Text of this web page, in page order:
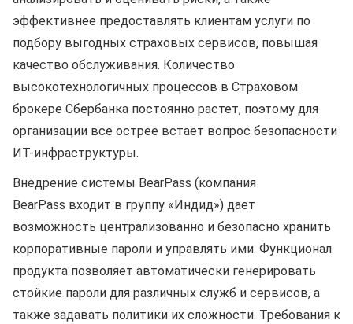
эффективнее предоставлять клиентам услуги по
подбору выгодных страховых сервисов, повышая
качество обслуживания. Количество
высокотехнологичных процессов в Страховом
брокере Сбербанка постоянно растет, поэтому для
организации все острее встает вопрос безопасности
ИТ-инфраструктуры.
Внедрение системы BearPass (компания
BearPass входит в группу «Индид») дает
возможность централизованно и безопасно хранить
корпоративные пароли и управлять ими. Функционал
продукта позволяет автоматически генерировать
стойкие пароли для различных служб и сервисов, а
также задавать политики их сложности. Требования к